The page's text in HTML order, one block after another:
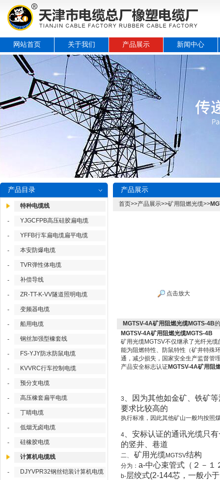
网站首页 关于我们 产品展示 新闻中心
产品目录
特种电缆线
- YJGCFPB高压硅胶扁电缆
- YFFB行车扁电缆扁平电缆
- 本安防爆电缆
- TVR弹性体电缆
- 补偿导线
- ZR-TT-K-VV隧道照明电缆
- 变频器电缆
- 船用电缆
- 钢丝加强型橡套线
- FS-YJY防水防鼠电缆
- KVVRC行车控制电缆
- 预分支电缆
- 高压橡套扁平电缆
- 丁晴电缆
- 低烟无卤电缆
- 硅橡胶电缆
计算机电缆线
- DJYVPR32钢丝铠装计算机电缆
产品展示
首页>>产品展示>>矿用阻燃光缆>>
点击放大
MGTSV-4A矿用阻燃光缆MGTS-4B
MGTSV-4A矿用阻燃光缆MGTS-4B
矿用光缆MGTSV不仅继承了光纤光
能为阻燃特性、防鼠特性（矿井特殊
通，减少损失，国家安全生产监督管
产品安全标志认证MGTSV-4A矿用阻
3
、因为其他如金矿、铁矿
要求比较高的
执行标准，因此其他矿山一般均按照
4
、安标认证的通讯光缆只
的竖井、巷道
二、 矿用光缆MGTSV结构
分为： a-中心束管式（２－１
b-层绞式(2-144芯，一般小于